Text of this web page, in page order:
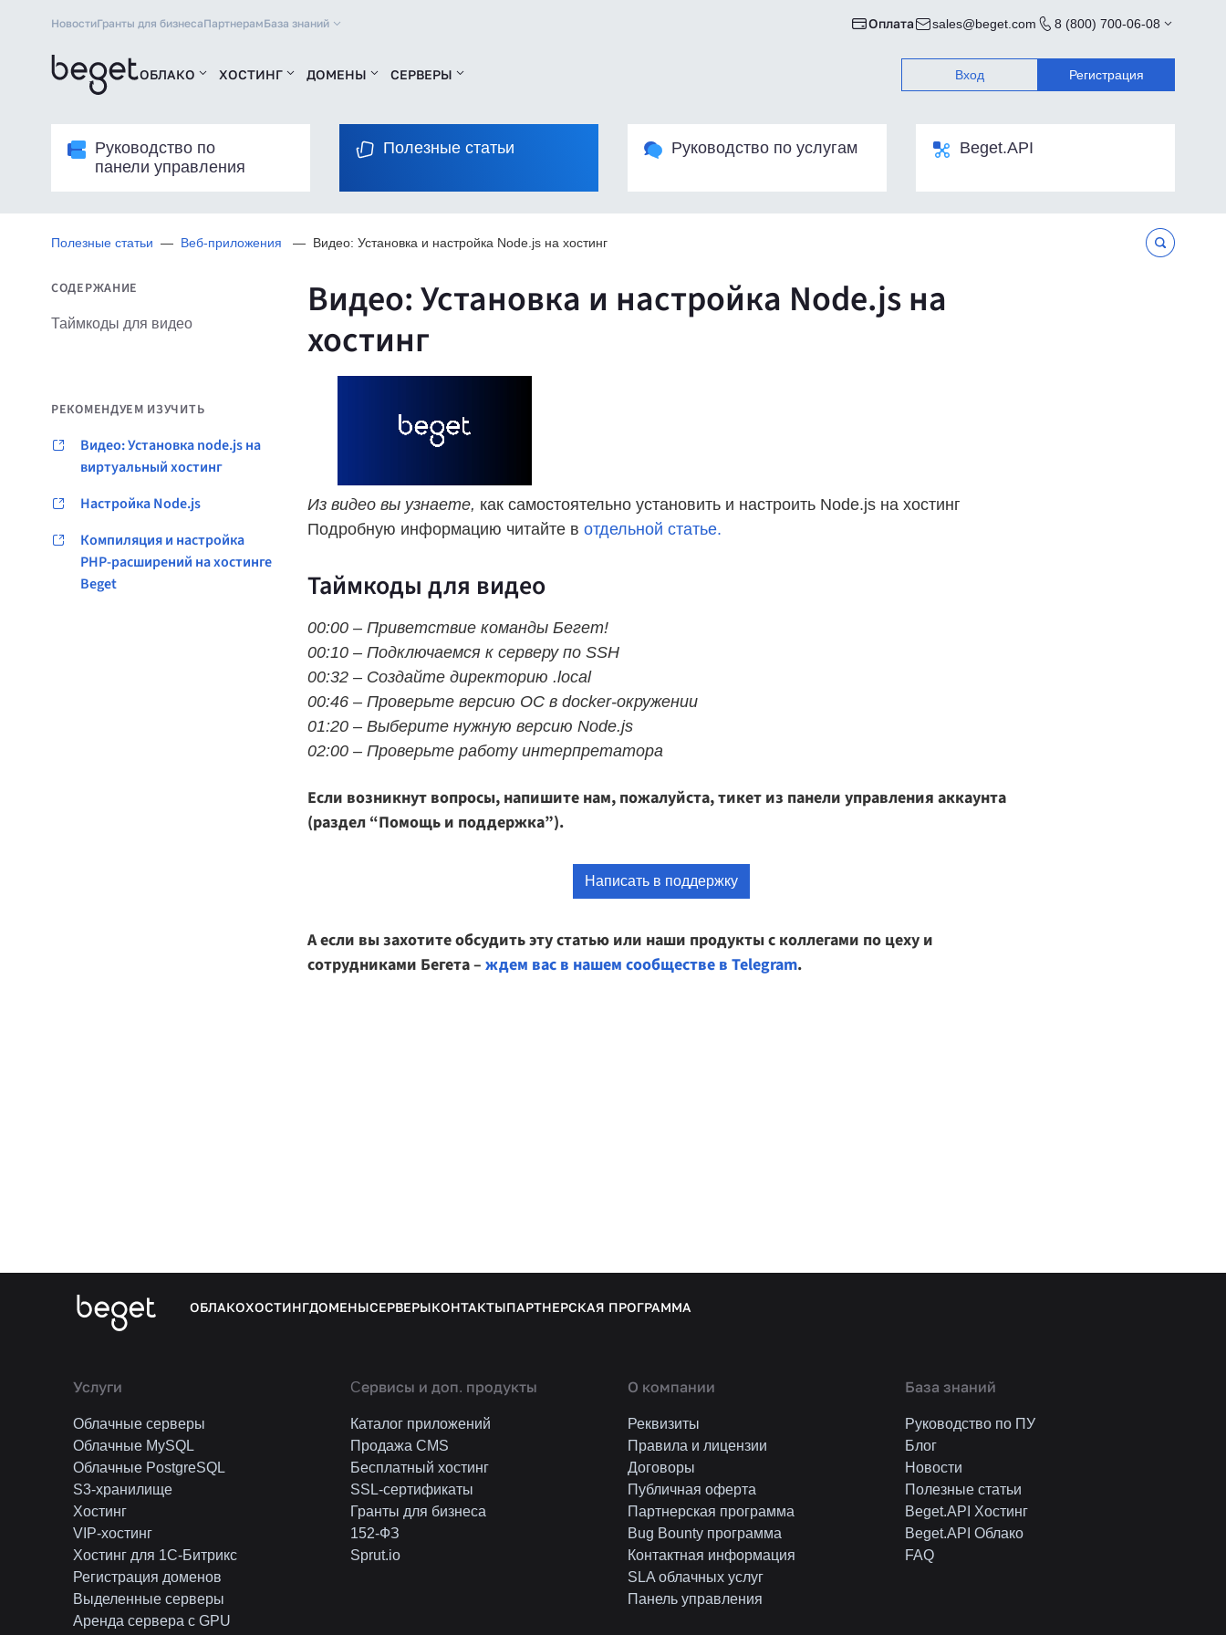
НовостиГранты для бизнесаПартнерамБаза знаний Оплата sales@beget.com 8 (800) 700-06-08
ОБЛАКО ХОСТИНГ ДОМЕНЫ СЕРВЕРЫ Вход Регистрация
Руководство по
панели управления
Полезные статьи Руководство по услугам Beget.API
Полезные статьи Веб-приложения Видео: Установка и настройка Node.js на хостинг
СОДЕРЖАНИЕ
Таймкоды для видео
РЕКОМЕНДУЕМ ИЗУЧИТЬ
Видео: Установка node.js на
виртуальный хостинг
Настройка Node.js
Компиляция и настройка
PHP-расширений на хостинге
Beget
Видео: Установка и настройка Node.js на
хостинг
Из видео вы узнаете, как самостоятельно установить и настроить Node.js на хостинг
Подробную информацию читайте в отдельной статье.
Таймкоды для видео
00:00 – Приветствие команды Бегет!
00:10 – Подключаемся к серверу по SSH
00:32 – Создайте директорию .local
00:46 – Проверьте версию ОС в docker-окружении
01:20 – Выберите нужную версию Node.js
02:00 – Проверьте работу интерпретатора
Если возникнут вопросы, напишите нам, пожалуйста, тикет из панели управления аккаунта
(раздел “Помощь и поддержка”).
Написать в поддержку
А если вы захотите обсудить эту статью или наши продукты с коллегами по цеху и
сотрудниками Бегета – ждем вас в нашем сообществе в Telegram.
ОБЛАКОХОСТИНГДОМЕНЫСЕРВЕРЫКОНТАКТЫПАРТНЕРСКАЯ ПРОГРАММА
Услуги
Облачные серверы
Облачные MySQL
Облачные PostgreSQL
S3-хранилище
Хостинг
VIP-хостинг
Хостинг для 1C-Битрикс
Регистрация доменов
Выделенные серверы
Аренда сервера с GPU
Cервисы и доп. продукты
Каталог приложений
Продажа CMS
Бесплатный хостинг
SSL-сертификаты
Гранты для бизнеса
152-ФЗ
Sprut.io
О компании
Реквизиты
Правила и лицензии
Договоры
Публичная оферта
Партнерская программа
Bug Bounty программа
Контактная информация
SLA облачных услуг
Панель управления
База знаний
Руководство по ПУ
Блог
Новости
Полезные статьи
Beget.API Хостинг
Beget.API Облако
FAQ